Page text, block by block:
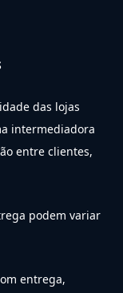
das lojas
intermediadora
entre clientes,
podem variar
entrega,